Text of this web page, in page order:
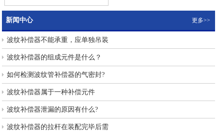
新闻中心 更多>>
波纹补偿器不能承重，应单独吊装
波纹补偿器的组成元件是什么？
如何检测波纹管补偿器的气密封?
波纹补偿器属于一种补偿元件
波纹补偿器泄漏的原因有什么?
波纹补偿器的拉杆在装配完毕后需